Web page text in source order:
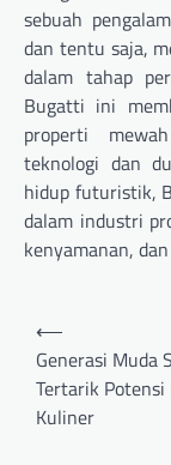
sebuah
dan tentu saja,
dalam tahap
Bugatti ini
properti
teknologi dan
hidup futuristik,
dalam industri
kenyamanan,
Navigasi
pos
⟵
Generasi Muda
Tertarik Potensi
Kuliner